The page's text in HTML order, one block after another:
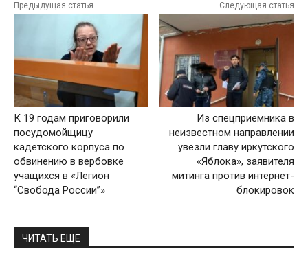
Предыдущая статья
К 19 годам приговорили
посудомойщицу
кадетского корпуса по
обвинению в вербовке
учащихся в «Легион
“Свобода России”»
Следующая статья
Из спецприемника в
неизвестном направлении
увезли главу иркутского
«Яблока», заявителя
митинга против интернет-
блокировок
ЧИТАТЬ ЕЩЕ